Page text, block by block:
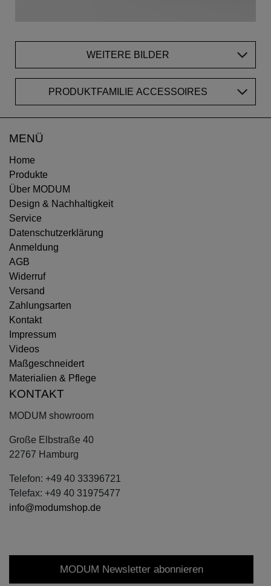
WEITERE BILDER
PRODUKTFAMILIE ACCESSOIRES
MENÜ
Home
Produkte
Über MODUM
Design & Nachhaltigkeit
Service
Datenschutzerklärung
Anmeldung
AGB
Widerruf
Versand
Zahlungsarten
Kontakt
Impressum
Videos
Maßgeschneidert
Materialien & Pflege
KONTAKT
MODUM showroom
Große Elbstraße 40
22767 Hamburg
Telefon: +49 40 33396721
Telefax: +49 40 31975477
info@modumshop.de
MODUM Newsletter abonnieren